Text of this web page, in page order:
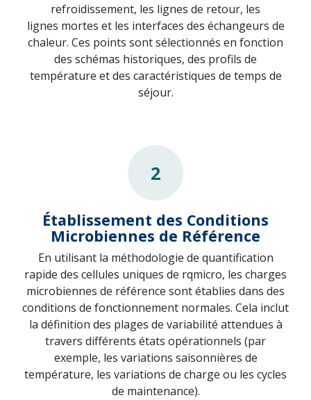
refroidissement, les lignes de retour, les
lignes mortes et les interfaces des échangeurs de
chaleur. Ces points sont sélectionnés en fonction
des schémas historiques, des profils de
température et des caractéristiques de temps de
séjour.
2
Établissement des Conditions
Microbiennes de Référence
En utilisant la méthodologie de quantification
rapide des cellules uniques de rqmicro, les charges
microbiennes de référence sont établies dans des
conditions de fonctionnement normales. Cela inclut
la définition des plages de variabilité attendues à
travers différents états opérationnels (par
exemple, les variations saisonnières de
température, les variations de charge ou les cycles
de maintenance).